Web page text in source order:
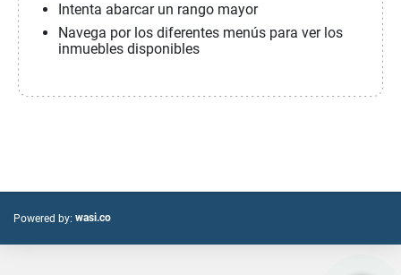
Intenta abarcar un rango mayor
Navega por los diferentes menús para ver los
inmuebles disponibles
Powered by: wasi.co